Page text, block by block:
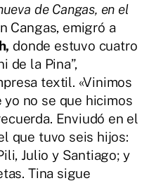
de Cangas, en el
Cangas, emigró a
donde estuvo cuatro
de la Pina”,
textil. «Vinimos
yo no se que hicimos
Enviudó en el
que tuvo seis hijos:
Julio y Santiago; y
Tina sigue